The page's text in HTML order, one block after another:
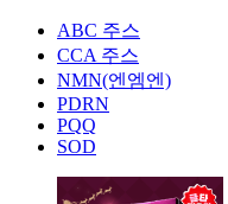
ABC 주스
CCA 주스
NMN(엔엠엔)
PDRN
PQQ
SOD